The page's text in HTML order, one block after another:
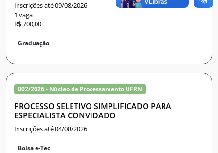
Inscrições até 09/08/2026
1 vaga
R$ 700,00
Graduação
002/2026 - Núcleo de Processamento UFRN
PROCESSO SELETIVO SIMPLIFICADO PARA
ESPECIALISTA CONVIDADO
Inscrições até 04/08/2026
Bolsa e-Tec